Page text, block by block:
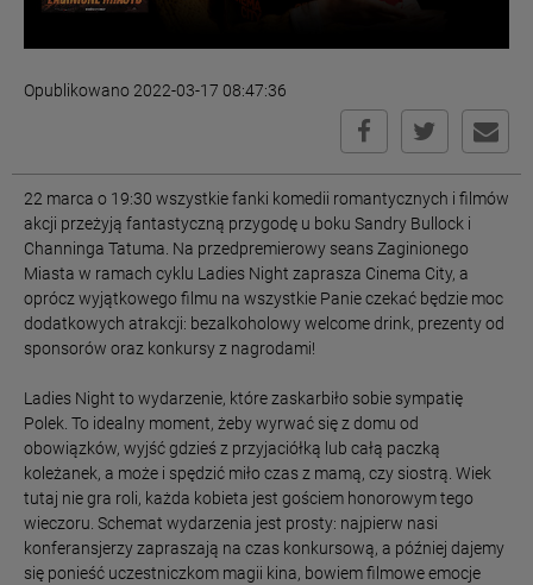
Opublikowano 2022-03-17 08:47:36
22 marca o 19:30 wszystkie fanki komedii romantycznych i filmów
akcji przeżyją fantastyczną przygodę u boku Sandry Bullock i
Channinga Tatuma. Na przedpremierowy seans Zaginionego
Miasta w ramach cyklu Ladies Night zaprasza Cinema City, a
oprócz wyjątkowego filmu na wszystkie Panie czekać będzie moc
dodatkowych atrakcji: bezalkoholowy welcome drink, prezenty od
sponsorów oraz konkursy z nagrodami!
Ladies Night to wydarzenie, które zaskarbiło sobie sympatię
Polek. To idealny moment, żeby wyrwać się z domu od
obowiązków, wyjść gdzieś z przyjaciółką lub całą paczką
koleżanek, a może i spędzić miło czas z mamą, czy siostrą. Wiek
tutaj nie gra roli, każda kobieta jest gościem honorowym tego
wieczoru. Schemat wydarzenia jest prosty: najpierw nasi
konferansjerzy zapraszają na czas konkursową, a później dajemy
się ponieść uczestniczkom magii kina, bowiem filmowe emocje